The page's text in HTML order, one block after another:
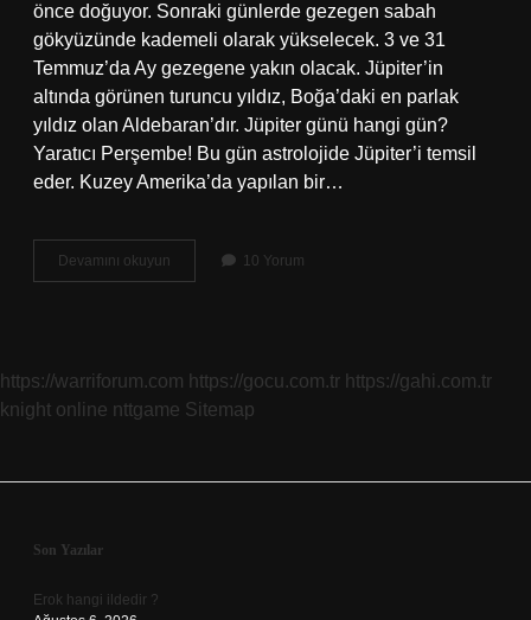
önce doğuyor. Sonraki günlerde gezegen sabah
gökyüzünde kademeli olarak yükselecek. 3 ve 31
Temmuz’da Ay gezegene yakın olacak. Jüpiter’in
altında görünen turuncu yıldız, Boğa’daki en parlak
yıldız olan Aldebaran’dır. Jüpiter günü hangi gün?
Yaratıcı Perşembe! Bu gün astrolojide Jüpiter’i temsil
eder. Kuzey Amerika’da yapılan bir…
Devamını okuyun
Ne
10 Yorum
https://warriforum.com https://gocu.com.tr https://gahi.com.tr
knight online nttgame Sitemap
Sidebar
Son Yazılar
Erok hangi ildedir ?